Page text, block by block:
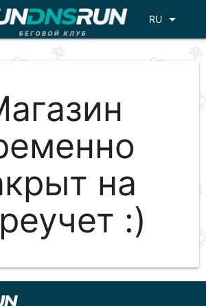
RU arrow_drop_down
на
:)